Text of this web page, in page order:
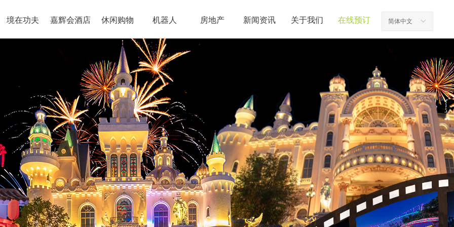
境在功夫 嘉辉会酒店 休闲购物 机器人 房地产 新闻资讯 关于我们 在线预订 ꀅ
简体中文